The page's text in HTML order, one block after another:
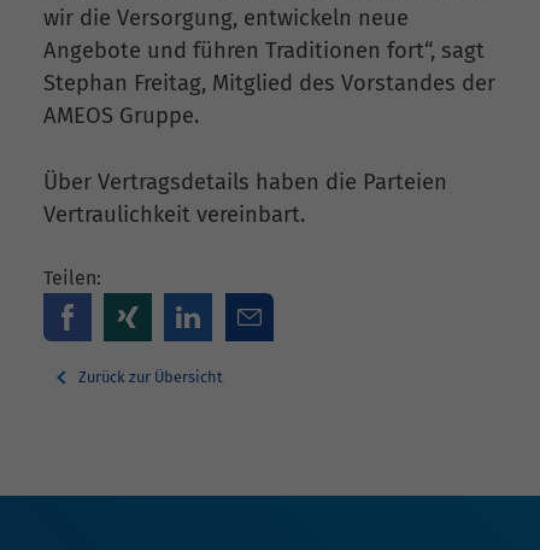
wir die Versorgung, entwickeln neue
Angebote und führen Traditionen fort“, sagt
Stephan Freitag, Mitglied des Vorstandes der
AMEOS Gruppe.
Über Vertragsdetails haben die Parteien
Vertraulichkeit vereinbart.
Teilen:
Zurück zur Übersicht